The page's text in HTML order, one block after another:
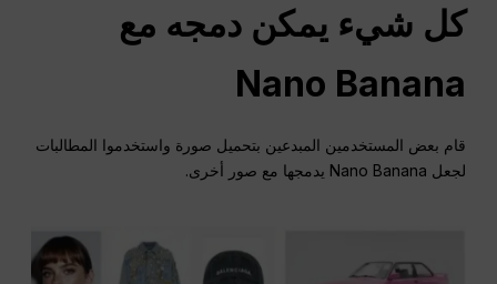
كل شيء يمكن دمجه مع
Nano Banana
قام بعض المستخدمين المبدعين بتحميل صورة واستخدموا المطالبات
لجعل Nano Banana يدمجها مع صور أخرى.